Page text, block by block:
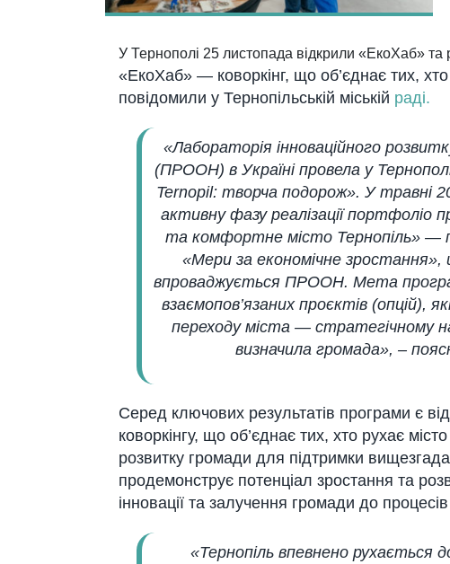
У Тернополі 25 листопада відкрили «ЕкоХаб» та
«ЕкоХаб» — коворкінг, що об’єднає тих,
повідомили у Тернопільській міській раді.
«Лабораторія інноваційного
(ПРООН) в Україні провела у
Ternopil: творча подорож». У травні
активну фазу реалізації портфоліо
та комфортне місто Тернопіль» —
«Мери за економічне
впроваджується ПРООН. Мета
взаємопов’язаних проєктів (опцій),
переходу міста — стратегічному
визначила громада», –
Серед ключових результатів програми є
коворкінгу, що об’єднає тих, хто рухає
розвитку громади для підтримки
продемонструє потенціал зростання та
інновації та залучення громади до
«Тернопіль впевнено рухається